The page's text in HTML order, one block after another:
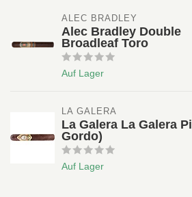
ALEC BRADLEY
Alec Bradley Double
Broadleaf Toro
Auf Lager
LA GALERA
La Galera La Galera
Gordo)
Auf Lager